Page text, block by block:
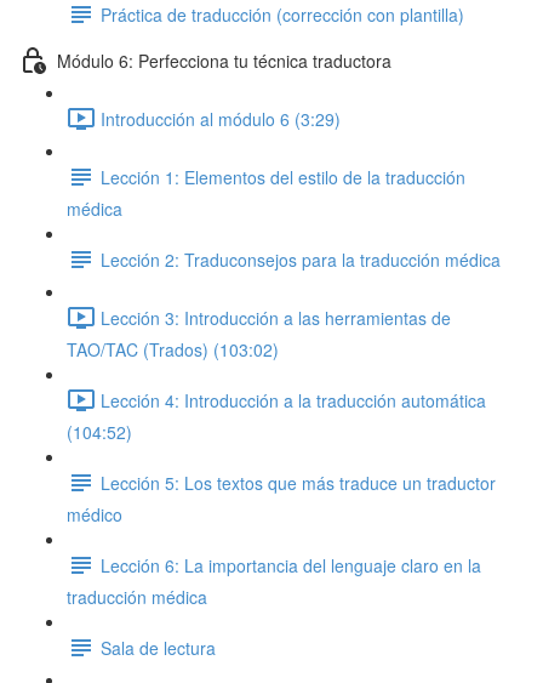
Práctica de traducción (corrección con plantilla)
Módulo 6: Perfecciona tu técnica traductora
Introducción al módulo 6 (3:29)
Lección 1: Elementos del estilo de la traducción
médica
Lección 2: Traduconsejos para la traducción médica
Lección 3: Introducción a las herramientas de
TAO/TAC (Trados) (103:02)
Lección 4: Introducción a la traducción automática
(104:52)
Lección 5: Los textos que más traduce un traductor
médico
Lección 6: La importancia del lenguaje claro en la
traducción médica
Sala de lectura